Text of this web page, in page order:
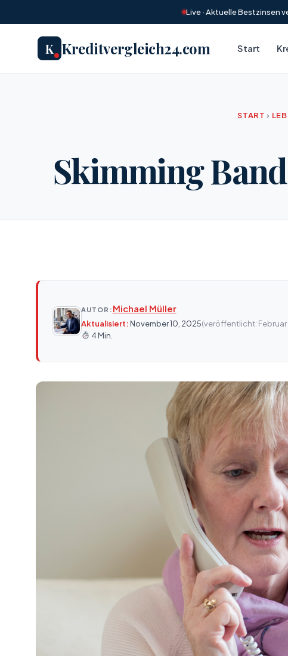
Live · Aktuelle Bestzinsen
K Kreditvergleich24.com Start
START ›
Skimming
AUTOR: Michael Müller
Aktualisiert: November 10, 2025(veröffentlicht: Februar
4 Min.